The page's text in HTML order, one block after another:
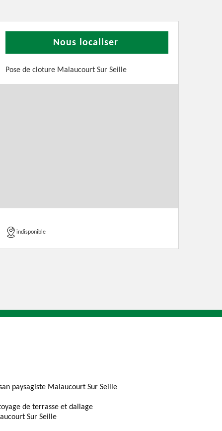
Nous localiser
Pose de cloture Malaucourt Sur Seille
indisponible
paysagiste Malaucourt Sur Seille
de terrasse et dallage
Sur Seille